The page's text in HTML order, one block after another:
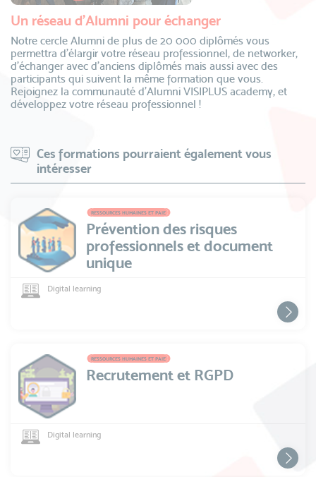
Un réseau d’Alumni pour échanger
Notre cercle Alumni de plus de 20 000 diplômés vous
permettra d’élargir votre réseau professionnel, de networker,
d’échanger avec d’anciens diplômés mais aussi avec des
participants qui suivent la même formation que vous.
Rejoignez la communauté d’Alumni VISIPLUS academy, et
développez votre réseau professionnel !
Ces formations pourraient également vous
intéresser
RESSOURCES HUMAINES ET PAIE
Prévention des risques
professionnels et document
unique
Digital learning
RESSOURCES HUMAINES ET PAIE
Recrutement et RGPD
Digital learning